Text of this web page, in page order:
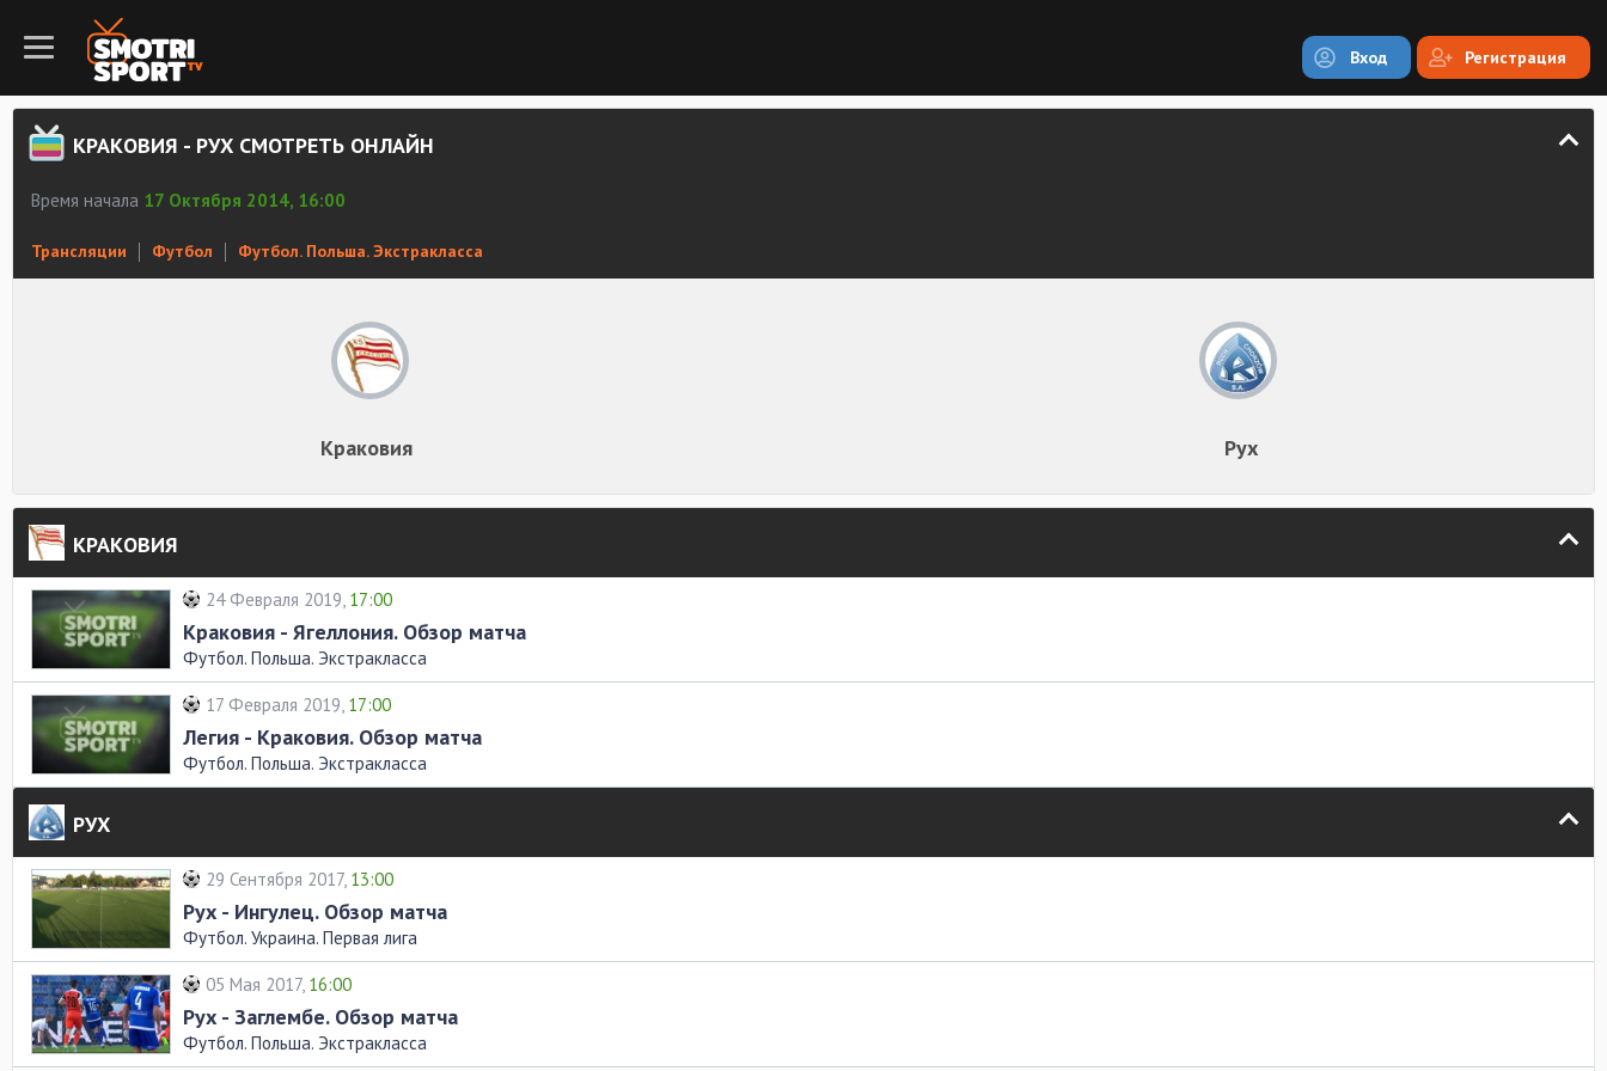
Вход Регистрация
КРАКОВИЯ - РУХ СМОТРЕТЬ ОНЛАЙН
Время начала 17 Октября 2014, 16:00
Трансляции Футбол Футбол. Польша. Экстракласса
Краковия Рух
КРАКОВИЯ
24 Февраля 2019, 17:00
Краковия - Ягеллония. Обзор матча
Футбол. Польша. Экстракласса
17 Февраля 2019, 17:00
Легия - Краковия. Обзор матча
Футбол. Польша. Экстракласса
РУХ
29 Сентября 2017, 13:00
Рух - Ингулец. Обзор матча
Футбол. Украина. Первая лига
05 Мая 2017, 16:00
Рух - Заглембе. Обзор матча
Футбол. Польша. Экстракласса